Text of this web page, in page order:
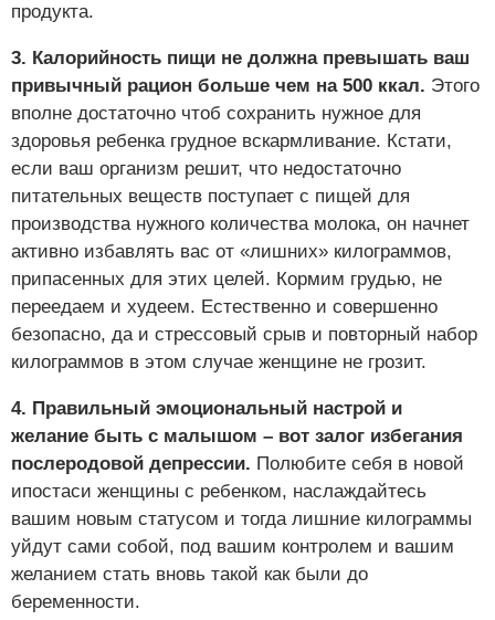
продукта.
3. Калорийность пищи не должна превышать ваш
привычный рацион больше чем на 500 ккал. Этого
вполне достаточно чтоб сохранить нужное для
здоровья ребенка грудное вскармливание. Кстати,
если ваш организм решит, что недостаточно
питательных веществ поступает с пищей для
производства нужного количества молока, он начнет
активно избавлять вас от «лишних» килограммов,
припасенных для этих целей. Кормим грудью, не
переедаем и худеем. Естественно и совершенно
безопасно, да и стрессовый срыв и повторный набор
килограммов в этом случае женщине не грозит.
4. Правильный эмоциональный настрой и
желание быть с малышом – вот залог избегания
послеродовой депрессии. Полюбите себя в новой
ипостаси женщины с ребенком, наслаждайтесь
вашим новым статусом и тогда лишние килограммы
уйдут сами собой, под вашим контролем и вашим
желанием стать вновь такой как были до
беременности.